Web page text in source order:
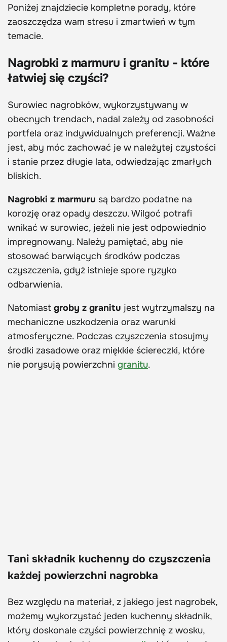
Poniżej znajdziecie kompletne porady, które
zaoszczędza wam stresu i zmartwień w tym
temacie.
Nagrobki z marmuru i granitu - które
łatwiej się czyści?
Surowiec nagrobków, wykorzystywany w
obecnych trendach, nadal zależy od zasobności
portfela oraz indywidualnych preferencji. Ważne
jest, aby móc zachować je w należytej czystości
i stanie przez długie lata, odwiedzając zmarłych
bliskich.
Nagrobki z marmuru są bardzo podatne na
korozję oraz opady deszczu. Wilgoć potrafi
wnikać w surowiec, jeżeli nie jest odpowiednio
impregnowany. Należy pamiętać, aby nie
stosować barwiących środków podczas
czyszczenia, gdyż istnieje spore ryzyko
odbarwienia.
Natomiast groby z granitu jest wytrzymalszy na
mechaniczne uszkodzenia oraz warunki
atmosferyczne. Podczas czyszczenia stosujmy
środki zasadowe oraz miękkie ściereczki, które
nie porysują powierzchni granitu.
Tani składnik kuchenny do czyszczenia
każdej powierzchni nagrobka
Bez względu na materiał, z jakiego jest nagrobek,
możemy wykorzystać jeden kuchenny składnik,
który doskonale czyści powierzchnię z wosku,